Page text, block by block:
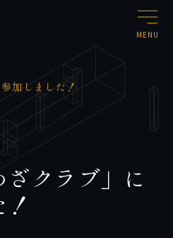
MENU
加しました！
ざクラブ」に